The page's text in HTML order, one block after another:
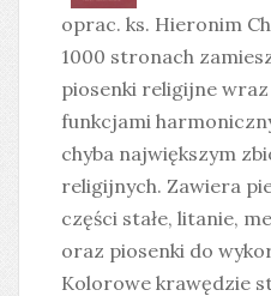
oprac. ks. Hieronim
1000 stronach
piosenki religijne
funkcjami
chyba największym
religijnych. Zawiera
części stałe, litanie,
oraz piosenki do
Kolorowe krawędzie